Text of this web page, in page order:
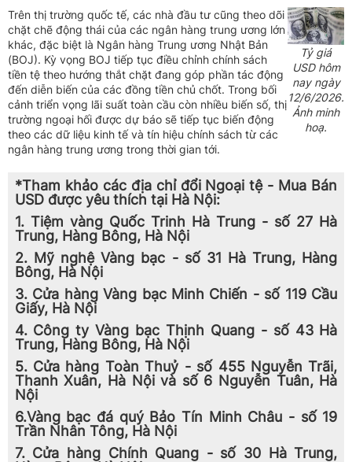
Trên thị trường quốc tế, các nhà đầu tư cũng theo dõi
chặt chẽ động thái của các ngân hàng trung ương lớn
khác, đặc biệt là Ngân hàng Trung ương Nhật Bản
(BOJ). Kỳ vọng BOJ tiếp tục điều chỉnh chính sách
tiền tệ theo hướng thắt chặt đang góp phần tác động
đến diễn biến của các đồng tiền chủ chốt. Trong bối
cảnh triển vọng lãi suất toàn cầu còn nhiều biến số, thị
trường ngoại hối được dự báo sẽ tiếp tục biến động
theo các dữ liệu kinh tế và tín hiệu chính sách từ các
ngân hàng trung ương trong thời gian tới.
Tỷ giá
USD hôm
nay ngày
12/6/2026.
Ảnh minh
hoạ.
*Tham khảo các địa chỉ đổi Ngoại tệ - Mua Bán
USD được yêu thích tại Hà Nội:
1. Tiệm vàng Quốc Trinh Hà Trung - số 27 Hà
Trung, Hàng Bông, Hà Nội
2. Mỹ nghệ Vàng bạc - số 31 Hà Trung, Hàng
Bông, Hà Nội
3. Cửa hàng Vàng bạc Minh Chiến - số 119 Cầu
Giấy, Hà Nội
4. Công ty Vàng bạc Thịnh Quang - số 43 Hà
Trung, Hàng Bông, Hà Nội
5. Cửa hàng Toàn Thuỷ - số 455 Nguyễn Trãi,
Thanh Xuân, Hà Nội và số 6 Nguyễn Tuân, Hà
Nội
6.Vàng bạc đá quý Bảo Tín Minh Châu - số 19
Trần Nhân Tông, Hà Nội
7. Cửa hàng Chính Quang - số 30 Hà Trung,